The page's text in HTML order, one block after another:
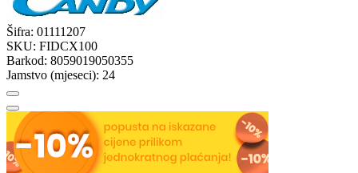
Šifra: 01111207
SKU: FIDCX100
Barkod: 8059019050355
Jamstvo (mjeseci): 24